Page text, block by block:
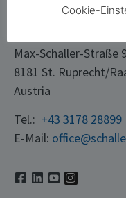
Max-Schaller-Straße
8181 St. Ruprecht/
Austria
Tel.: +43 3178 28899
E-Mail:
Cookie-